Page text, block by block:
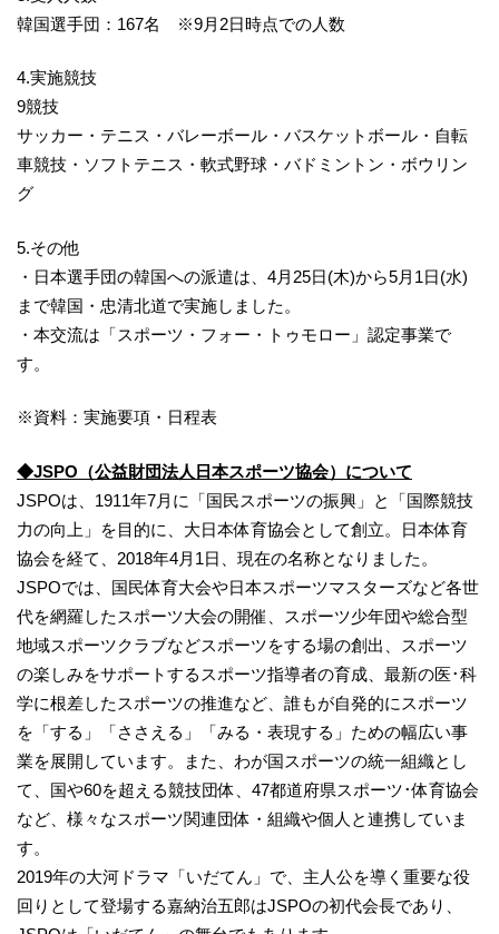
韓国選手団：167名 ※9月2日時点での人数
4.実施競技
9競技
サッカー・テニス・バレーボール・バスケットボール・自転
車競技・ソフトテニス・軟式野球・バドミントン・ボウリン
グ
5.その他
・日本選手団の韓国への派遣は、4月25日(木)から5月1日(水)
まで韓国・忠清北道で実施しました。
・本交流は「スポーツ・フォー・トゥモロー」認定事業で
す。
※資料：実施要項・日程表
◆JSPO（公益財団法人日本スポーツ協会）について
JSPOは、1911年7月に「国民スポーツの振興」と「国際競技
力の向上」を目的に、大日本体育協会として創立。日本体育
協会を経て、2018年4月1日、現在の名称となりました。
JSPOでは、国民体育大会や日本スポーツマスターズなど各世
代を網羅したスポーツ大会の開催、スポーツ少年団や総合型
地域スポーツクラブなどスポーツをする場の創出、スポーツ
の楽しみをサポートするスポーツ指導者の育成、最新の医･科
学に根差したスポーツの推進など、誰もが自発的にスポーツ
を「する」「ささえる」「みる・表現する」ための幅広い事
業を展開しています。また、わが国スポーツの統一組織とし
て、国や60を超える競技団体、47都道府県スポーツ･体育協会
など、様々なスポーツ関連団体・組織や個人と連携していま
す。
2019年の大河ドラマ「いだてん」で、主人公を導く重要な役
回りとして登場する嘉納治五郎はJSPOの初代会長であり、